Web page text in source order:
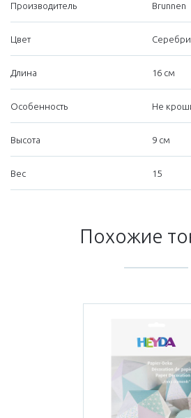
Производитель Brunnen
Цвет
Длина 16 см
Особенность Не
Высота 9 см
Вес 15
Похожие